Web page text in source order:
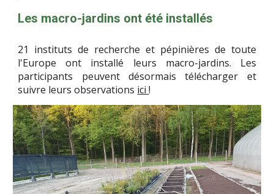
Les macro-jardins ont été installés
21 instituts de recherche et pépinières de toute
l'Europe ont installé leurs macro-jardins. Les
participants peuvent désormais télécharger et
suivre leurs observations ici!